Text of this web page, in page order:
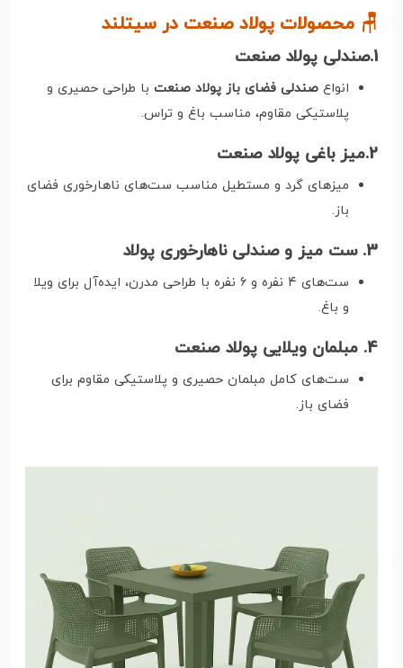
🪑 محصولات پولاد صنعت در سیتلند
1.صندلی پولاد صنعت
انواع صندلی فضای باز پولاد صنعت با طراحی حصیری و
پلاستیکی مقاوم، مناسب باغ و تراس.
2.میز باغی پولاد صنعت
میزهای گرد و مستطیل مناسب ست‌های ناهارخوری فضای
باز.
3. ست میز و صندلی ناهارخوری پولاد
ست‌های ۴ نفره و ۶ نفره با طراحی مدرن، ایده‌آل برای ویلا
و باغ.
4. مبلمان ویلایی پولاد صنعت
ست‌های کامل مبلمان حصیری و پلاستیکی مقاوم برای
فضای باز.